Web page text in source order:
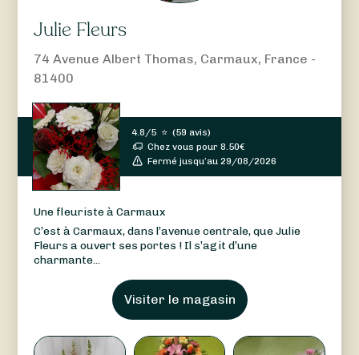
Julie Fleurs
74 Avenue Albert Thomas, Carmaux, France -
81400
4.8/5 ⭐ (59 avis)
Chez vous pour8.50€
Fermé jusqu’au 29/08/2026
Une fleuriste à Carmaux
C’est à Carmaux, dans l’avenue centrale, que Julie
Fleurs a ouvert ses portes ! Il s’agit d’une
charmante...
Visiter le magasin